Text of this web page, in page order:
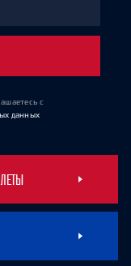
с
данных